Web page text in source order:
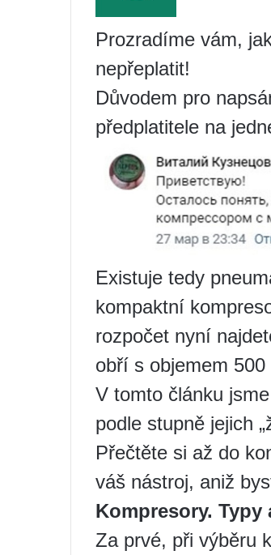
Prozradíme vám,
nepřeplatit!
Důvodem pro
předplatitele na
Existuje tedy
kompaktní
rozpočet nyní
obří s objemem
V tomto článku
podle stupně jejich
Přečtěte si až do
váš nástroj, aniž
Kompresory. Typy
Za prvé, při výběru